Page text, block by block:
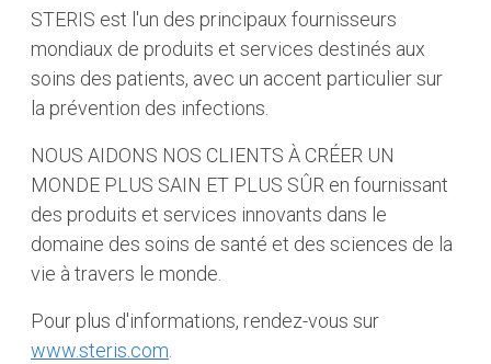
STERIS est l'un des principaux fournisseurs
mondiaux de produits et services destinés aux
soins des patients, avec un accent particulier sur
la prévention des infections.
NOUS AIDONS NOS CLIENTS À CRÉER UN
MONDE PLUS SAIN ET PLUS SÛR en fournissant
des produits et services innovants dans le
domaine des soins de santé et des sciences de la
vie à travers le monde.
Pour plus d'informations, rendez-vous sur
www.steris.com.